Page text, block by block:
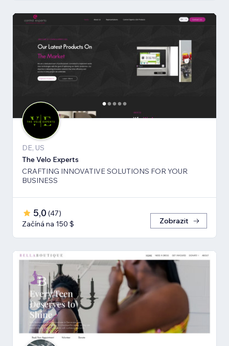
DE, US
The Velo Experts
CRAFTING INNOVATIVE SOLUTIONS FOR YOUR
BUSINESS
5,0 (47)
Začíná na 150 $
Zobrazit